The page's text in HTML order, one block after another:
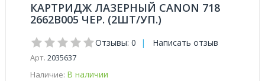
КАРТРИДЖ ЛАЗЕРНЫЙ CANON 718
2662B005 ЧЕР. (2ШТ/УП.)
Отзывы: 0 | Написать отзыв
Арт. 2035637
Наличие: В наличии